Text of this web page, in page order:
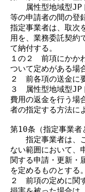
属性型地域型JPド
等の申請者の間の登
指定事業者は、取次
用を、業務委託契約
て納付する。
１の２　前項にかか
ついて定めがある場
２　前各項の送金に
３　属性型地域型
費用の返金を行う場
者の指定する方法に
第10条（指定事業者
指定事業者は、こ
ない範囲において、
関する申請・更新・
を定めるものとする。
２　前項の定めに関